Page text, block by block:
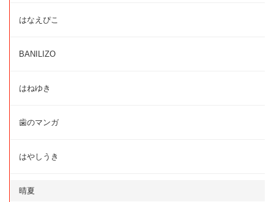
はなえぴこ
BANILIZO
はねゆき
歯のマンガ
はやしうき
晴夏